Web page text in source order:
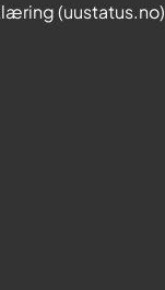
(uustatus.no)